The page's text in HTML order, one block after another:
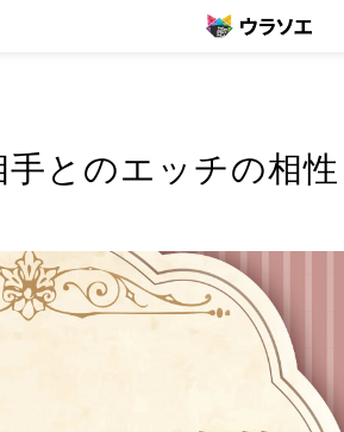
手とのエッチの相